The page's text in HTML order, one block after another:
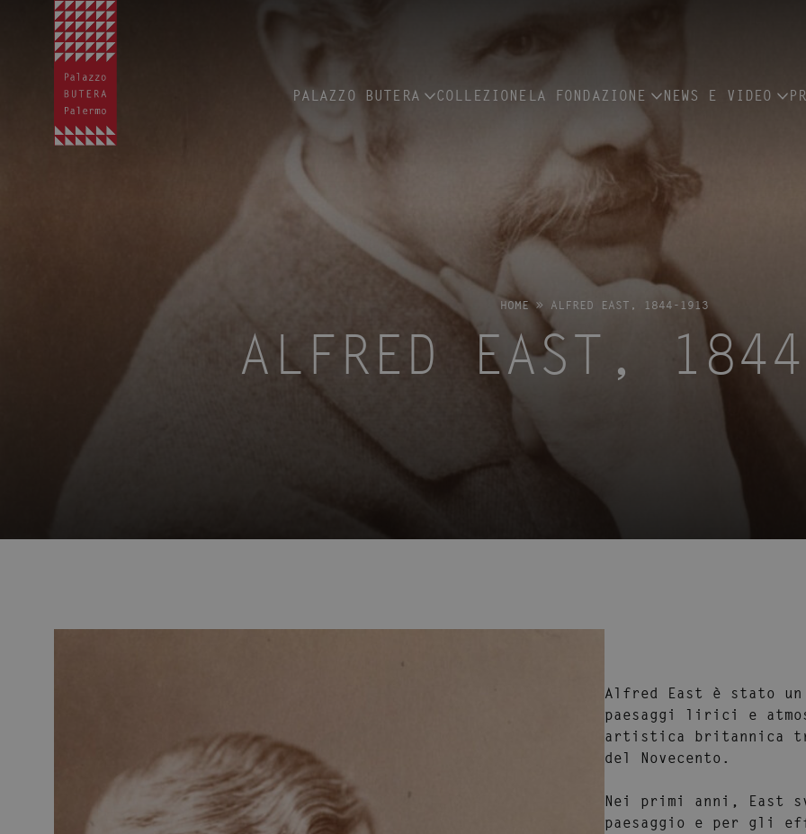
PALAZZO BUTERA COLLEZIONELA FONDAZIONE NEWS E VIDEO
HOME» ALFRED EAST, 1844-1913
ALFRED EAST,
Alfred East è stato
paesaggi lirici e
artistica britannica
del Novecento.
Nei primi anni, East
paesaggio e per gli